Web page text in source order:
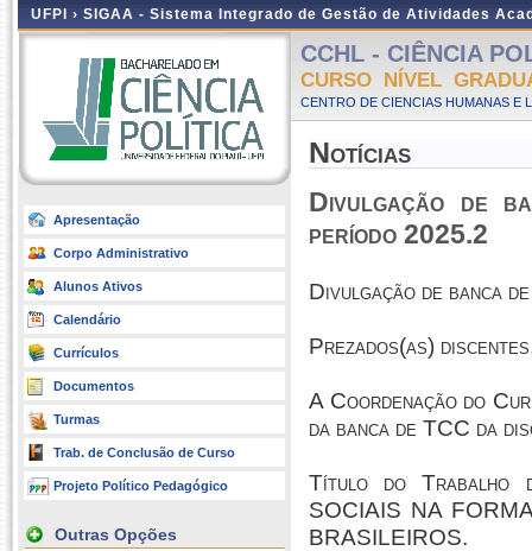
UFPI › SIGAA - Sistema Integrado de Gestão de Atividades
Apresentação
Corpo Administrativo
Alunos Ativos
Calendário
Currículos
Documentos
Turmas
Trab. de Conclusão de Curso
Projeto Político Pedagógico
Outras Opções
CCHL - CIÊNCIA
CURSO NÍVEL
CENTRO DE CIENCIAS HUMANAS E
Notícias
Divulgação de
período 2025.2
Divulgação de banca
Prezados(as)
A Coordenação do
da banca de TCC da
Título do Trabalho
SOCIAIS NA
BRASILEIROS.